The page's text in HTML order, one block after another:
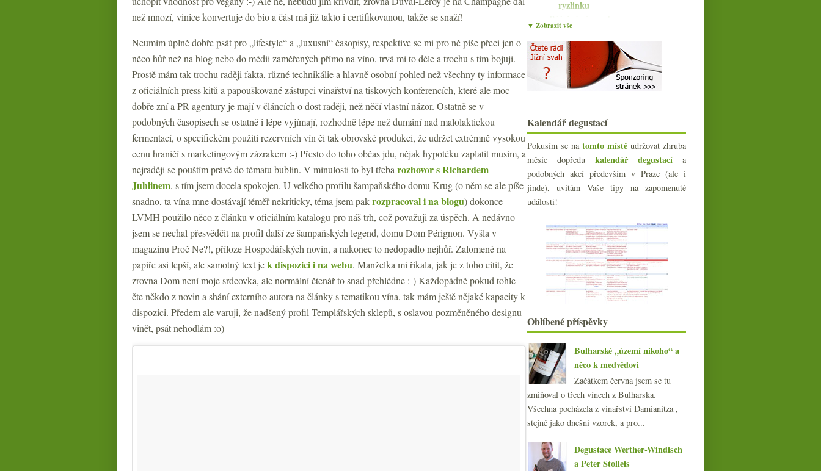
než mnozí, vinice konvertuje do bio a část má již takto i certifikovanou, takže se snaží!
Neumím úplně dobře psát pro „lifestyle“ a „luxusní“ časopisy, respektive se mi pro ně píše přeci jen o
něco hůř než na blog nebo do médii zaměřených přímo na víno, trvá mi to déle a trochu s tím bojuji.
Prostě mám tak trochu raději fakta, různé technikálie a hlavně osobní pohled než všechny ty informace
z oficiálních press kitů a papouškované zástupci vinařství na tiskových konferencích, které ale moc
dobře zní a PR agentury je mají v článcích o dost raději, než něčí vlastní názor. Ostatně se v
podobných časopisech se ostatně i lépe vyjímají, rozhodně lépe než dumání nad malolaktickou
fermentací, o specifickém použití rezervních vín či tak obrovské produkci, že udržet extrémně vysokou
cenu hraničí s marketingovým zázrakem :-) Přesto do toho občas jdu, nějak hypotéku zaplatit musím, a
nejraději se pouštím právě do tématu bublin. V minulosti to byl třeba rozhovor s Richardem
Juhlinem, s tím jsem docela spokojen. U velkého profilu šampaňského domu Krug (o něm se ale píše
snadno, ta vína mne dostávají téměř nekriticky, téma jsem pakrozpracoval i na blogu) dokonce
LVMH použilo něco z článku v oficiálním katalogu pro náš trh, což považuji za úspěch. A nedávno
jsem se nechal přesvědčit na profil další ze šampaňských legend, domu Dom Pérignon. Vyšla v
magazínu Proč Ne?!, příloze Hospodářských novin, a nakonec to nedopadlo nejhůř. Zalomené na
papíře asi lepší, ale samotný text jek dispozici i na webu. Manželka mi říkala, jak je z toho cítit, že
zrovna Dom není moje srdcovka, ale normální čtenář to snad přehlédne :-) Každopádně pokud tohle
čte někdo z novin a shání externího autora na články s tematikou vína, tak mám ještě nějaké kapacity k
dispozici. Předem ale varuji, že nadšený profil Templářských sklepů, s oslavou pozměněného designu
vinět, psát nehodlám :o)
ryzlinku
PF 2016 & co budete pít o svátcích?
Valdespino Manzanilla Deliciosa
Fajn bio Pecorino a postarší domácí
P-Ch směska
Cava, ceny, body, ploty a zničené
padělky
všehochuť
Lisa Bunn a nejen bezva ryzlinky
Třikrát ze světa velkých šumivých
vín
Chardonnay z Jury a Burgundska
Výborná ochutnávka Châteauneuf-
du-Pape
Pár tipů na dárky pro vínomilce
Karakterre
Šumivé sommeliérské plky a
sponzoring blogu
Červená od Voillota a bílá Fontaine-
Gagnard
Churchill rozhazovačný, ceny vína a
diplomatická r...
►listopadu(20)
►října(20)
►září (21)
► srpna(21)
►července(23)
► června(22)
► května(19)
►dubna(21)
►března(22)
►února(20)
►ledna (21)
▼ Zobrazit vše
Kalendář degustací
Pokusím se na tomto místě udržovat zhruba
měsíc dopředu kalendář degustacía
podobných akcí především v Praze (ale i
jinde), uvítám Vaše tipy na zapomenuté
události!
Oblíbené příspěvky
Bulharské „území nikoho“ a
něco k medvědovi
Začátkem června jsem se tu
zmiňoval o třech vínech z Bulharska.
Všechna pocházela z vinařství Damianitza ,
stejně jako dnešní vzorek, a pro...
Degustace Werther-Windisch
a Peter Stolleis